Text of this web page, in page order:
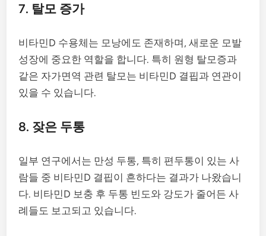
7. 탈모 증가
비타민D 수용체는 모낭에도 존재하며, 새로운 모발
성장에 중요한 역할을 합니다. 특히 원형 탈모증과
같은 자가면역 관련 탈모는 비타민D 결핍과 연관이
있을 수 있습니다.
8. 잦은 두통
일부 연구에서는 만성 두통, 특히 편두통이 있는 사
람들 중 비타민D 결핍이 흔하다는 결과가 나왔습니
다. 비타민D 보충 후 두통 빈도와 강도가 줄어든 사
례들도 보고되고 있습니다.